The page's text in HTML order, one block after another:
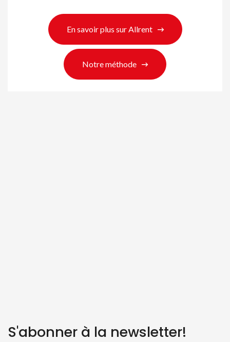
En savoir plus sur Allrent
Notre méthode
S'abonner à la newsletter!